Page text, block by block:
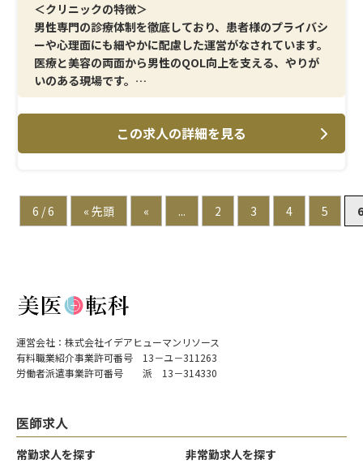
＜クリニックの特徴＞
男性専門の診療体制を徹底しており、患者様のプライバシ
ーや心理面にも細やかに配慮した運営がなされています。
医療と美容の両面から男性のQOL向上を支える、やりが
いのある現場です。
＜メイン施術＞
治療介助や患者様対応を中心に、基本的な看護業務から
スタート。日々の診療を通じて、泌尿器科・美容外科に関
＜研修制度＞
先輩スタッフが業務を一つずつレクチャーするため、異
＜待遇＞
厚生も充実。オンオフのメリハリをつけながら、長期的
なキャリア形成を目指せます。
この求人の詳細を見る
6 / 6 « 先頭 « ... 2 3 4 5
運営会社：株式会社イデアヒューマンリソース
有料職業紹介事業許可番号 13－ユ－311263
労働者派遣事業許可番号 派 13－314330
医師求人
常勤求人を探す 非常勤求人を探す